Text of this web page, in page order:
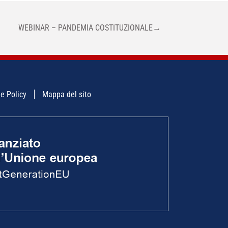
WEBINAR – PANDEMIA COSTITUZIONALE→
Policy Mappa del sito